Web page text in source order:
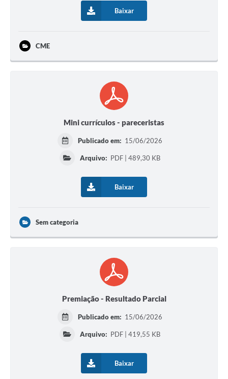
Baixar
CME
Mini currículos - pareceristas
Publicado em: 15/06/2026
Arquivo: PDF | 489,30 KB
Baixar
Sem categoria
Premiação - Resultado Parcial
Publicado em: 15/06/2026
Arquivo: PDF | 419,55 KB
Baixar